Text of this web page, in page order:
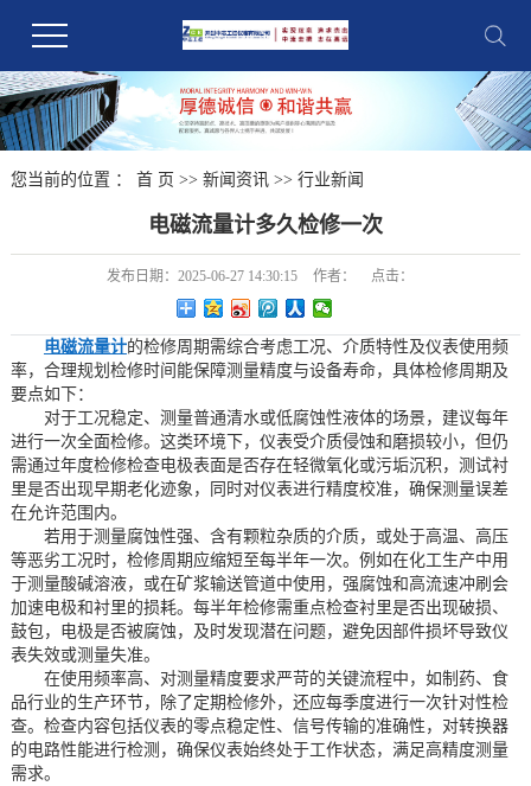
您当前的位置 ： 首 页 >> 新闻资讯>> 行业新闻
电磁流量计多久检修一次
发布日期： 2025-06-27 14:30:15 作者： 点击：
电磁流量计的检修周期需综合考虑工况、介质特性及仪表使用频
率，合理规划检修时间能保障测量精度与设备寿命，具体检修周期及
要点如下：
对于工况稳定、测量普通清水或低腐蚀性液体的场景，建议每年
进行一次全面检修。这类环境下，仪表受介质侵蚀和磨损较小，但仍
需通过年度检修检查电极表面是否存在轻微氧化或污垢沉积，测试衬
里是否出现早期老化迹象，同时对仪表进行精度校准，确保测量误差
在允许范围内。
若用于测量腐蚀性强、含有颗粒杂质的介质，或处于高温、高压
等恶劣工况时，检修周期应缩短至每半年一次。例如在化工生产中用
于测量酸碱溶液，或在矿浆输送管道中使用，强腐蚀和高流速冲刷会
加速电极和衬里的损耗。每半年检修需重点检查衬里是否出现破损、
鼓包，电极是否被腐蚀，及时发现潜在问题，避免因部件损坏导致仪
表失效或测量失准。
在使用频率高、对测量精度要求严苛的关键流程中，如制药、食
品行业的生产环节，除了定期检修外，还应每季度进行一次针对性检
查。检查内容包括仪表的零点稳定性、信号传输的准确性，对转换器
的电路性能进行检测，确保仪表始终处于工作状态，满足高精度测量
需求。